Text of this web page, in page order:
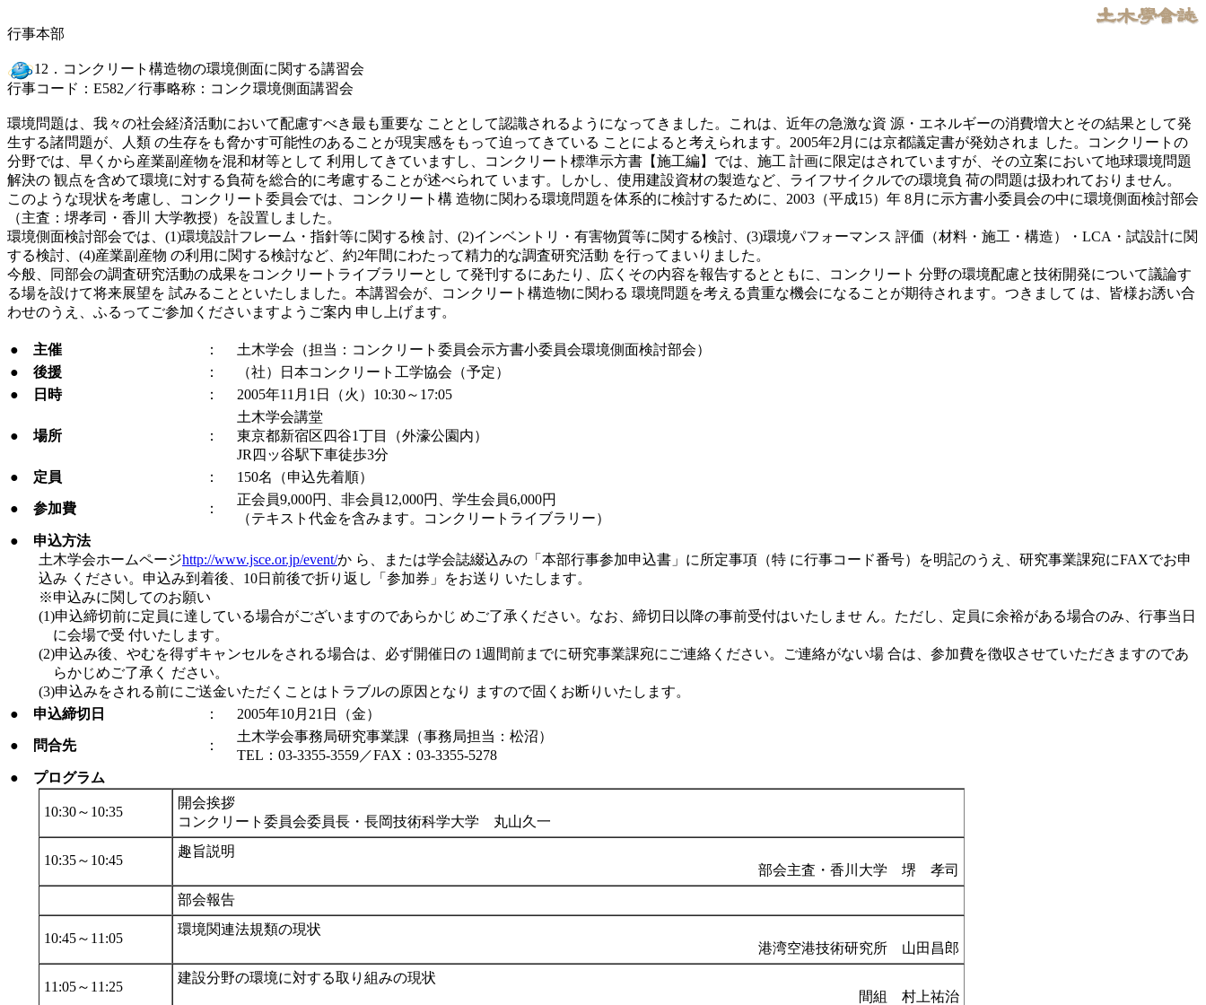
行事本部
12．コンクリート構造物の環境側面に関する講習会
行事コード：E582／行事略称：コンク環境側面講習会
環境問題は、我々の社会経済活動において配慮すべき最も重要な こととして認識されるようになってきました。これは、近年の急激な資 源・エネルギーの消費増大とその結果として発
生する諸問題が、人類 の生存をも脅かす可能性のあることが現実感をもって迫ってきている ことによると考えられます。2005年2月には京都議定書が発効されま した。コンクリートの
分野では、早くから産業副産物を混和材等として 利用してきていますし、コンクリート標準示方書【施工編】では、施工 計画に限定はされていますが、その立案において地球環境問題
解決の 観点を含めて環境に対する負荷を総合的に考慮することが述べられて います。しかし、使用建設資材の製造など、ライフサイクルでの環境負 荷の問題は扱われておりません。
このような現状を考慮し、コンクリート委員会では、コンクリート構 造物に関わる環境問題を体系的に検討するために、2003（平成15）年 8月に示方書小委員会の中に環境側面検討部会
（主査：堺孝司・香川 大学教授）を設置しました。
環境側面検討部会では、(1)環境設計フレーム・指針等に関する検 討、(2)インベントリ・有害物質等に関する検討、(3)環境パフォーマンス 評価（材料・施工・構造）・LCA・試設計に関
する検討、(4)産業副産物 の利用に関する検討など、約2年間にわたって精力的な調査研究活動 を行ってまいりました。
今般、同部会の調査研究活動の成果をコンクリートライブラリーとし て発刊するにあたり、広くその内容を報告するとともに、コンクリート 分野の環境配慮と技術開発について議論す
る場を設けて将来展望を 試みることといたしました。本講習会が、コンクリート構造物に関わる 環境問題を考える貴重な機会になることが期待されます。つきまして は、皆様お誘い合
わせのうえ、ふるってご参加くださいますようご案内 申し上げます。
● 主催 ：
土木学会（担当：コンクリート委員会示方書小委員会環境側面検討部会）
● 後援 ：
（社）日本コンクリート工学協会（予定）
●
日時 ： 2005年11月1日（火）10:30～17:05
● 場所 ：
土木学会講堂
東京都新宿区四谷1丁目（外濠公園内）
JR四ッ谷駅下車徒歩3分
● 定員 ： 150名（申込先着順）
● 参加費 ：
正会員9,000円、非会員12,000円、学生会員6,000円
（テキスト代金を含みます。コンクリートライブラリー）
● 申込方法
土木学会ホームページhttp://www.jsce.or.jp/event/か ら、または学会誌綴込みの「本部行事参加申込書」に所定事項（特 に行事コード番号）を明記のうえ、研究事業課宛にFAXでお申
込み ください。申込み到着後、10日前後で折り返し「参加券」をお送り いたします。
※申込みに関してのお願い
(1)申込締切前に定員に達している場合がございますのであらかじ めご了承ください。なお、締切日以降の事前受付はいたしませ ん。ただし、定員に余裕がある場合のみ、行事当日
に会場で受 付いたします。
(2)申込み後、やむを得ずキャンセルをされる場合は、必ず開催日の 1週間前までに研究事業課宛にご連絡ください。ご連絡がない場 合は、参加費を徴収させていただきますのであ
らかじめご了承く ださい。
(3)申込みをされる前にご送金いただくことはトラブルの原因となり ますので固くお断りいたします。
● 申込締切日 ： 2005年10月21日（金）
● 問合先 ：
土木学会事務局研究事業課（事務局担当：松沼）
TEL：03-3355-3559／FAX：03-3355-5278
● プログラム
10:30～10:35
開会挨拶
コンクリート委員会委員長・長岡技術科学大学 丸山久一
10:35～10:45
趣旨説明
部会主査・香川大学 堺 孝司
部会報告
10:45～11:05
環境関連法規類の現状
港湾空港技術研究所 山田昌郎
11:05～11:25
建設分野の環境に対する取り組みの現状
間組 村上祐治